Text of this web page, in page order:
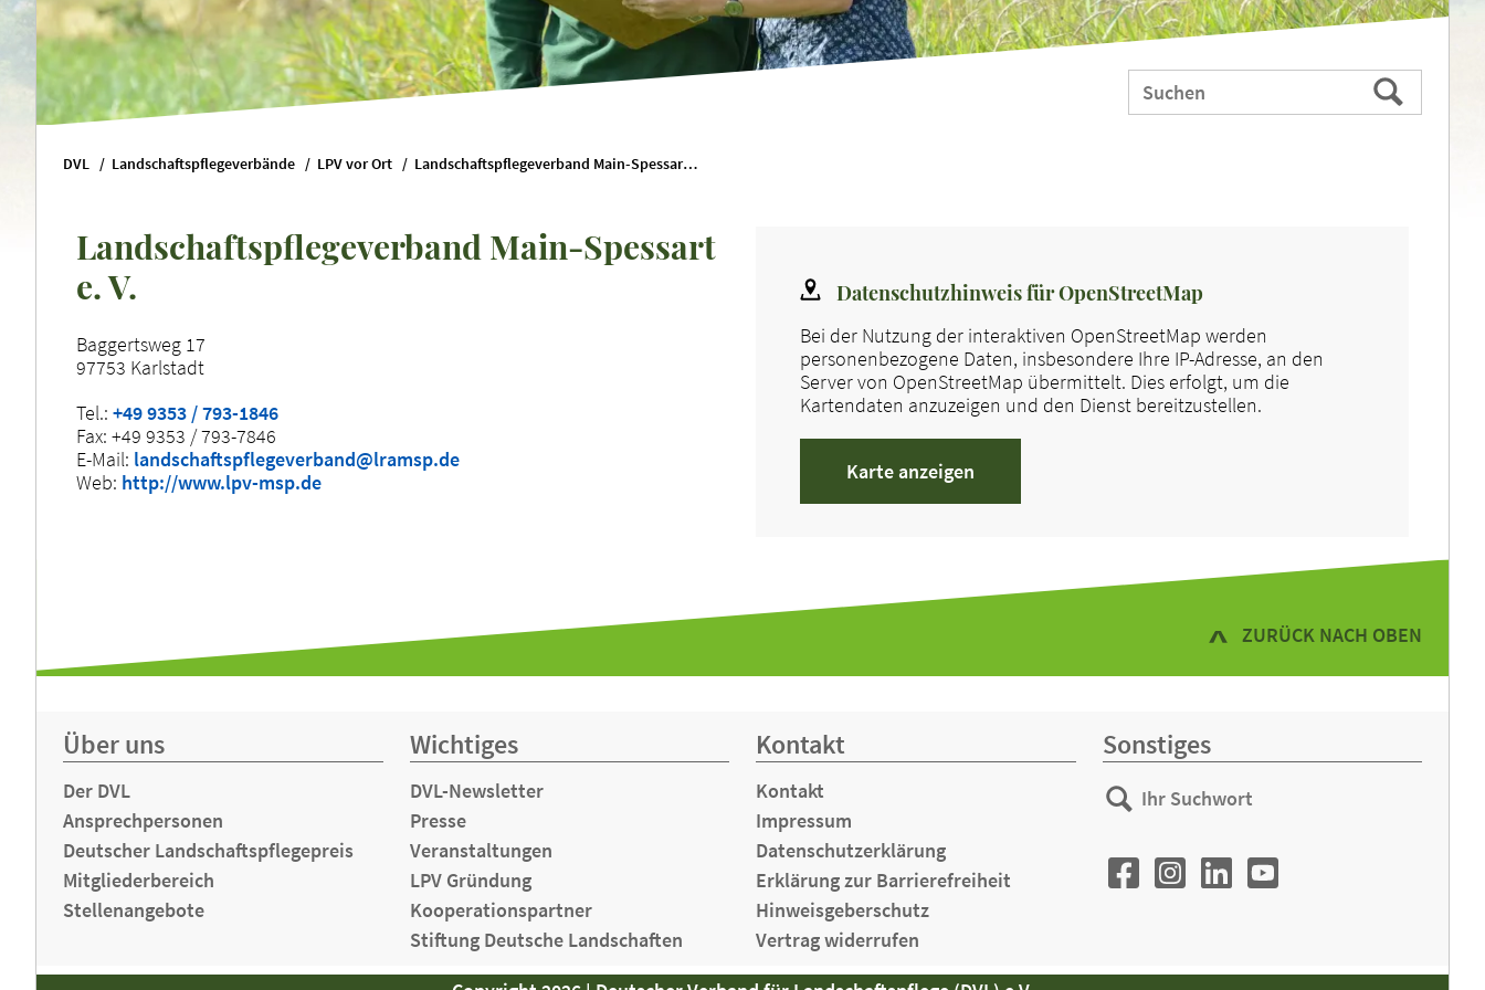
Webauftritt
durchsuchen
Suchen
DVL Landschaftspflegeverbände LPV vor Ort Landschaftspflegeverband Main-Spessart e. V.
Landschaftspflegeverband Main-Spessart
e. V.
Baggertsweg 17
97753 Karlstadt
Tel.: +49 9353 / 793-1846
Fax: +49 9353 / 793-7846
E-Mail: landschaftspflegeverband@lramsp.de
Web: http://www.lpv-msp.de
Datenschutzhinweis für OpenStreetMap
Bei der Nutzung der interaktiven OpenStreetMap werden
personenbezogene Daten, insbesondere Ihre IP-Adresse, an den
Server von OpenStreetMap übermittelt. Dies erfolgt, um die
Kartendaten anzuzeigen und den Dienst bereitzustellen.
Karte anzeigen
ZURÜCK NACH OBEN
Über uns
Der DVL
Ansprechpersonen
Deutscher Landschaftspflegepreis
Mitgliederbereich
Stellenangebote
Wichtiges
DVL-Newsletter
Presse
Veranstaltungen
LPV Gründung
Kooperationspartner
Stiftung Deutsche Landschaften
Kontakt
Kontakt
Impressum
Datenschutzerklärung
Erklärung zur Barrierefreiheit
Hinweisgeberschutz
Vertrag widerrufen
Sonstiges
Ihr
Suchwort
Suchen